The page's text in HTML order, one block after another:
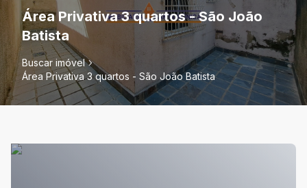
Área Privativa 3 quartos - São João
Batista
Buscar imóvel
Área Privativa 3 quartos - São João Batista